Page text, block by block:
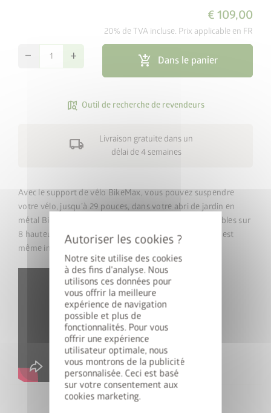
Notre site utilise des cookies
à des fins d'analyse. Nous
utilisons ces données pour
vous offrir la meilleure
expérience de navigation
possible et plus de
fonctionnalités. Pour vous
offrir une expérience
utilisateur optimale, nous
vous montrons de la publicité
personnalisée. Ceci est basé
sur votre consentement aux
cookies marketing.
€ 109,00
20% de TVA incluse. Prix applicable en FR
remove add add_shopping_cart Dans le panier
map_search Outil de recherche de revendeurs
local_shipping
Livraison gratuite dans un
délai de 4 semaines
Avec le support de vélo BikeMax, vous pouvez suspendre
votre vélo, jusqu’à 29 pouces, dans votre abri de jardin en
métal Biohort. Les crochets de suspension sont ajustables sur
8 hauteurs. Un œillet de verrouillage pour antivol vélo est
même intégré.
Gagnez une StyleBox
Inscrivez-vous dès maintenant à notre newsletter pour
participer automatiquement au tirage au sort.
E-mail